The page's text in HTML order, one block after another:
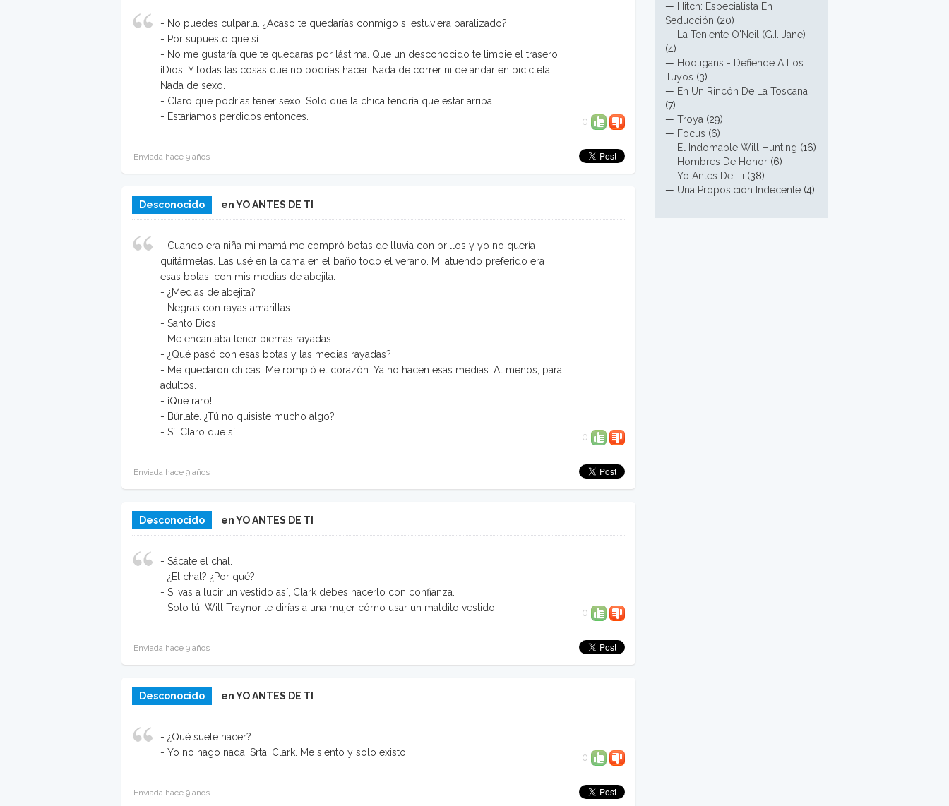
- No puedes culparla. ¿Acaso te quedarías conmigo si estuviera paralizado?
- Por supuesto que sí.
- No me gustaría que te quedaras por lástima. Que un desconocido te limpie el trasero.
¡Dios! Y todas las cosas que no podrías hacer. Nada de correr ni de andar en bicicleta.
Nada de sexo.
- Claro que podrías tener sexo. Solo que la chica tendría que estar arriba.
- Estaríamos perdidos entonces.
0
Enviada hace 9 años
Desconocido en YO ANTES DE TI
- Cuando era niña mi mamá me compró botas de lluvia con brillos y yo no quería
quitármelas. Las usé en la cama en el baño todo el verano. Mi atuendo preferido era
esas botas, con mis medias de abejita.
- ¿Medias de abejita?
- Negras con rayas amarillas.
- Santo Dios.
- Me encantaba tener piernas rayadas.
- ¿Qué pasó con esas botas y las medias rayadas?
- Me quedaron chicas. Me rompió el corazón. Ya no hacen esas medias. Al menos, para
adultos.
- ¡Qué raro!
- Búrlate. ¿Tú no quisiste mucho algo?
- Sí. Claro que sí.
0
Enviada hace 9 años
Desconocido en YO ANTES DE TI
- Sácate el chal.
- ¿El chal? ¿Por qué?
- Si vas a lucir un vestido así, Clark debes hacerlo con confianza.
- Solo tú, Will Traynor le dirías a una mujer cómo usar un maldito vestido.
0
Enviada hace 9 años
Desconocido en YO ANTES DE TI
- ¿Qué suele hacer?
- Yo no hago nada, Srta. Clark. Me siento y solo existo.
0
Enviada hace 9 años
— Hitch: Especialista En
Seducción (20)
—
La Teniente O'Neil (G.I. Jane)
(4)
— Hooligans - Defiende A Los
Tuyos (3)
— En Un Rincón De La Toscana
(7)
— Troya (29)
— Focus (6)
— El Indomable Will Hunting (16)
— Hombres De Honor (6)
— Yo Antes De Ti (38)
— Una Proposición Indecente (4)